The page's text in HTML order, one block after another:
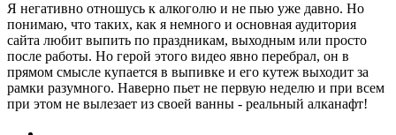
Я негативно отношусь к алкоголю и не пью уже давно. Но
понимаю, что таких, как я немного и основная аудитория
сайта любит выпить по праздникам, выходным или просто
после работы. Но герой этого видео явно перебрал, он в
прямом смысле купается в выпивке и его кутеж выходит за
рамки разумного. Наверно пьет не первую неделю и при всем
при этом не вылезает из своей ванны - реальный алканафт!